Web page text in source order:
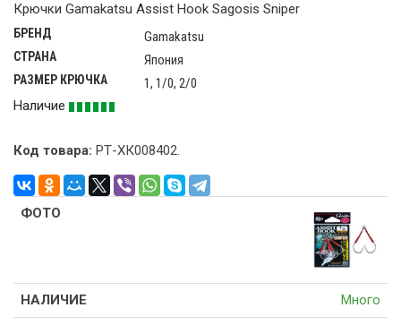
Крючки Gamakatsu Assist Hook Sagosis Sniper
БРЕНД Gamakatsu
СТРАНА Япония
РАЗМЕР КРЮЧКА
1, 1/0, 2/0
Наличие
Код товара: РТ-ХК008402.
Много